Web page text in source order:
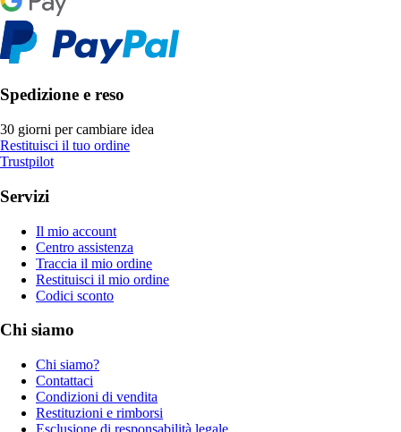
Spedizione e reso
30 giorni per cambiare idea
Restituisci il tuo ordine
Trustpilot
Servizi
Il mio account
Centro assistenza
Traccia il mio ordine
Restituisci il mio ordine
Codici sconto
Chi siamo
Chi siamo?
Contattaci
Condizioni di vendita
Restituzioni e rimborsi
Esclusione di responsabilità legale